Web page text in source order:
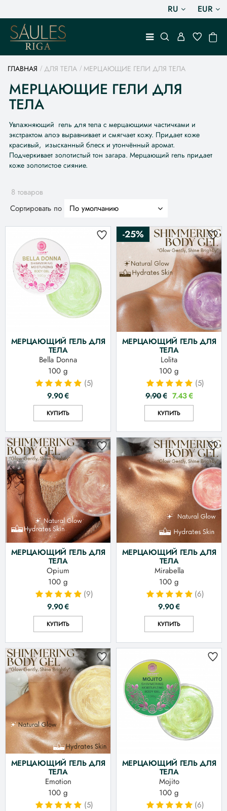
RU EUR
ГЛАВНАЯ ДЛЯ ТЕЛА МЕРЦАЮЩИЕ ГЕЛИ ДЛЯ ТЕЛА
МЕРЦАЮЩИЕ ГЕЛИ ДЛЯ
ТЕЛА
Увлажняющий гель для тела с мерцающими частичками и
экстрактом алоэ выравнивает и смягчает кожу. Придает коже
красивый, изысканный блеск и утончённый аромат.
Подчеркивает золотистый тон загара. Мерцающий гель придает
коже золотистое сияние.
8 товаров
Сортировать по
МЕРЦАЮЩИЙ ГЕЛЬ ДЛЯ
ТЕЛА
Bella Donna
100 g
(5)
9.90€
КУПИТЬ
-25%
МЕРЦАЮЩИЙ ГЕЛЬ ДЛЯ
ТЕЛА
Lolita
100 g
(5)
9.90€ 7.43€
КУПИТЬ
МЕРЦАЮЩИЙ ГЕЛЬ ДЛЯ
ТЕЛА
Opium
100 g
(9)
9.90€
КУПИТЬ
МЕРЦАЮЩИЙ ГЕЛЬ ДЛЯ
ТЕЛА
Mirabella
100 g
(6)
9.90€
КУПИТЬ
МЕРЦАЮЩИЙ ГЕЛЬ ДЛЯ
ТЕЛА
Emotion
100 g
(5)
МЕРЦАЮЩИЙ ГЕЛЬ ДЛЯ
ТЕЛА
Mojito
100 g
(6)